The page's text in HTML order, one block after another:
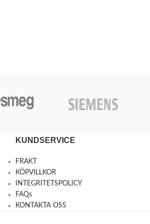
KUNDSERVICE
FRAKT
KÖPVILLKOR
INTEGRITETSPOLICY
FAQs
KONTAKTA OSS